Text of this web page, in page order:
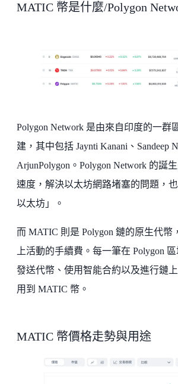
MATIC 幣是什麼/Polygon
Polygon Network 是由來自印度的一群
建，其中包括 Jaynti Kanani、Sandeep
ArjunPolygon。Polygon Network 的誕
速度，解決以太坊網路堵塞的問題，
以太坊」。
而 MATIC 則是 Polygon 鏈的原生代幣
上活動的手續費。每一筆在 Polygon
發送代幣、使用智能合約以及進行鏈
用到 MATIC 幣。
MATIC 幣價格走勢與用途